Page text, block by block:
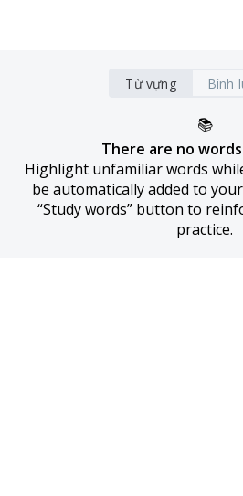
Từ vựng Bình
📚
There are no
Highlight unfamiliar words
be automatically added to
“Study words” button to
practice.